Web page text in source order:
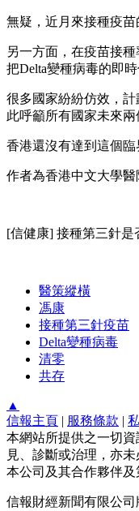
無疑，近月來接種疫
另一方面，在疫苗接
把Delta變種病毒的即
很多國家紛紛仿效，
此呼籲所有國家未來兩
香港還沒有達到這個
作者為香港中文大學
[信健康] 接種第三針是
醫策縱橫
馮康
接種第三針疫苗
Delta變種病毒
清零
共存
▲
信報主頁 | 服務條款 |
本網站所提供之一切
見、診斷或治理，亦
本公司及其合作夥伴
信報財經新聞有限公司